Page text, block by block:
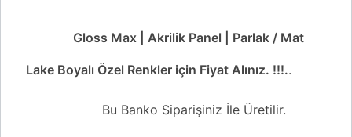
Gloss Max | Akrilik Panel | Parlak / Mat
Lake Boyalı Özel Renkler için Fiyat Alınız. !!!..
Bu Banko Siparişiniz İle Üretilir.